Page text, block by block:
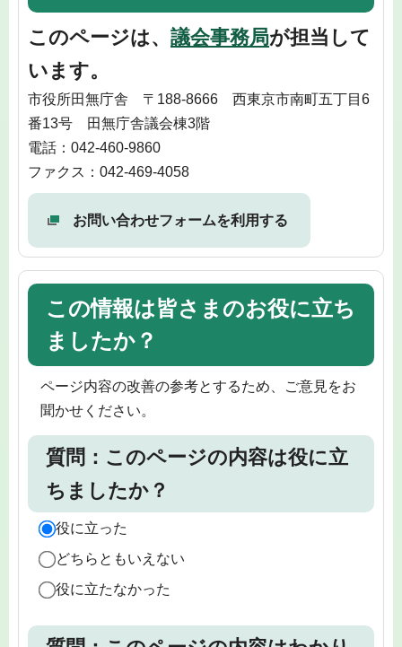
このページは、 議会事務局が担当して
います。
市役所田無庁舎 〒188-8666 西東京市南町五丁目6
番13号 田無庁舎議会棟3階
電話：042-460-9860
ファクス：042-469-4058
お問い合わせフォームを利用する
この情報は皆さまのお役に立ち
ましたか？
ページ内容の改善の参考とするため、ご意見をお
聞かせください。
質問：このページの内容は役に立
ちましたか？
役に立った
どちらともいえない
役に立たなかった